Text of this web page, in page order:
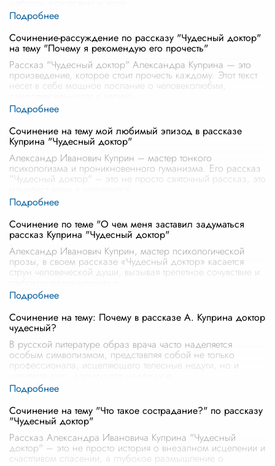
Сочинение-рассуждение по рассказу "Чудесный доктор"
на тему "Почему я рекомендую его прочесть"
Рассказ "Чудесный доктор" Александра Куприна — это
произведение, которое стоит прочесть каждому. Этот текст
несет в себе мощное послание о человеколюбии,
Сочинение на тему мой любимый эпизод в рассказе
Куприна "Чудесный доктор"
Александр Иванович Куприн – мастер тонкого
психологизма и проникновенного гуманизма. Его рассказ
"Чудесный доктор" – это не просто святочный рассказ, это
Сочинение по теме "О чем меня заставил задуматься
рассказ Куприна "Чудесный доктор"
Александр Иванович Куприн, мастер психологической
прозы, в своем рассказе «Чудесный доктор» касается
струн человеческой души, вызывая трепетное сочувствие и
Сочинение на тему: Почему в рассказе А. Куприна доктор
чудесный?
В русской литературе образ врача часто наделяется
особым символизмом, представляя собой не только
профессионала, исцеляющего телесные недуги, но и
Сочинение на тему "Что такое сострадание?" по рассказу
"Чудесный доктор"
Рассказ Александра Ивановича Куприна "Чудесный
доктор" – это не просто история о внезапном исцелении и
счастливом спасении, а глубокое размышление о